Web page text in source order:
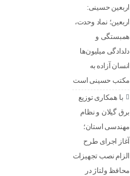
اربعین حسینی:
اربعین؛ نماد وحدت،
همبستگی و
دلدادگی میلیون‌ها
انسان آزاده به
مکتب حسینی است
با همکاری توزیع
برق گیلان و نظام
مهندسی استان؛
آغاز اجرای طرح
الزام نصب تجهیزات
محافظ ولتاژ در